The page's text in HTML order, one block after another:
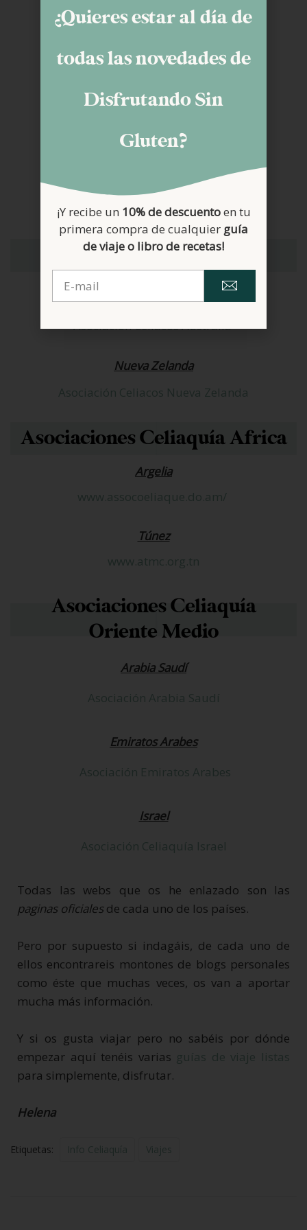
Asociación Celiacos Chile(COACEL)
Perú
Asociación Celiacos Perú
Asociación Celiacos Uruguay
Asociación Celiacos Venezuela
Asociaciones Celiaquía
Oceanía
Australia
Asociación Celiacos Australia
Nueva Zelanda
Asociación Celiacos Nueva Zelanda
Asociaciones Celiaquía Africa
Argelia
www.assocoeliaque.do.am/
Túnez
www.atmc.org.tn
Asociaciones Celiaquía
Oriente Medio
Arabia Saudí
Asociación Arabia Saudí
Emiratos Arabes
Asociación Emiratos Arabes
Israel
Asociación Celiaquía Israel
Todas las webs que os he enlazado son las
paginas oficialesde cada uno de los países.
Pero por supuesto si indagáis, de cada uno de
ellos encontrareis montones de blogs personales
como éste que muchas veces, os van a aportar
mucha más información.
Y si os gusta viajar pero no sabéis por dónde
empezar aquí tenéis varias guías de viaje listas
para simplemente, disfrutar.
Helena
Etiquetas: Info Celiaquía Viajes
¿Quieres estar al día de
todas las novedades de
Disfrutando Sin
Gluten?
¡Y recibe un 10% de descuentoen tu
primera compra de cualquier guía
de viaje o libro de recetas!